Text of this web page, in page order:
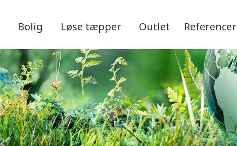
Bolig Løse tæpper Outlet Referencer